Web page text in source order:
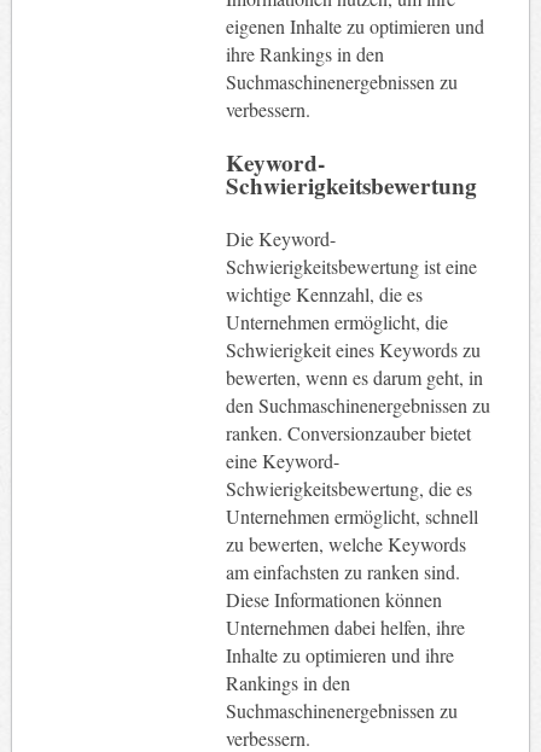
eigenen Inhalte zu optimieren und
ihre Rankings in den
Suchmaschinenergebnissen zu
verbessern.
Keyword-
Schwierigkeitsbewertung
Die Keyword-
Schwierigkeitsbewertung ist eine
wichtige Kennzahl, die es
Unternehmen ermöglicht, die
Schwierigkeit eines Keywords zu
bewerten, wenn es darum geht, in
den Suchmaschinenergebnissen zu
ranken. Conversionzauber bietet
eine Keyword-
Schwierigkeitsbewertung, die es
Unternehmen ermöglicht, schnell
zu bewerten, welche Keywords
am einfachsten zu ranken sind.
Diese Informationen können
Unternehmen dabei helfen, ihre
Inhalte zu optimieren und ihre
Rankings in den
Suchmaschinenergebnissen zu
verbessern.